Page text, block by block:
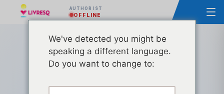
AUTHOR IST
OFFLINE
We've detected you might be
speaking a different language.
Do you want to change to: